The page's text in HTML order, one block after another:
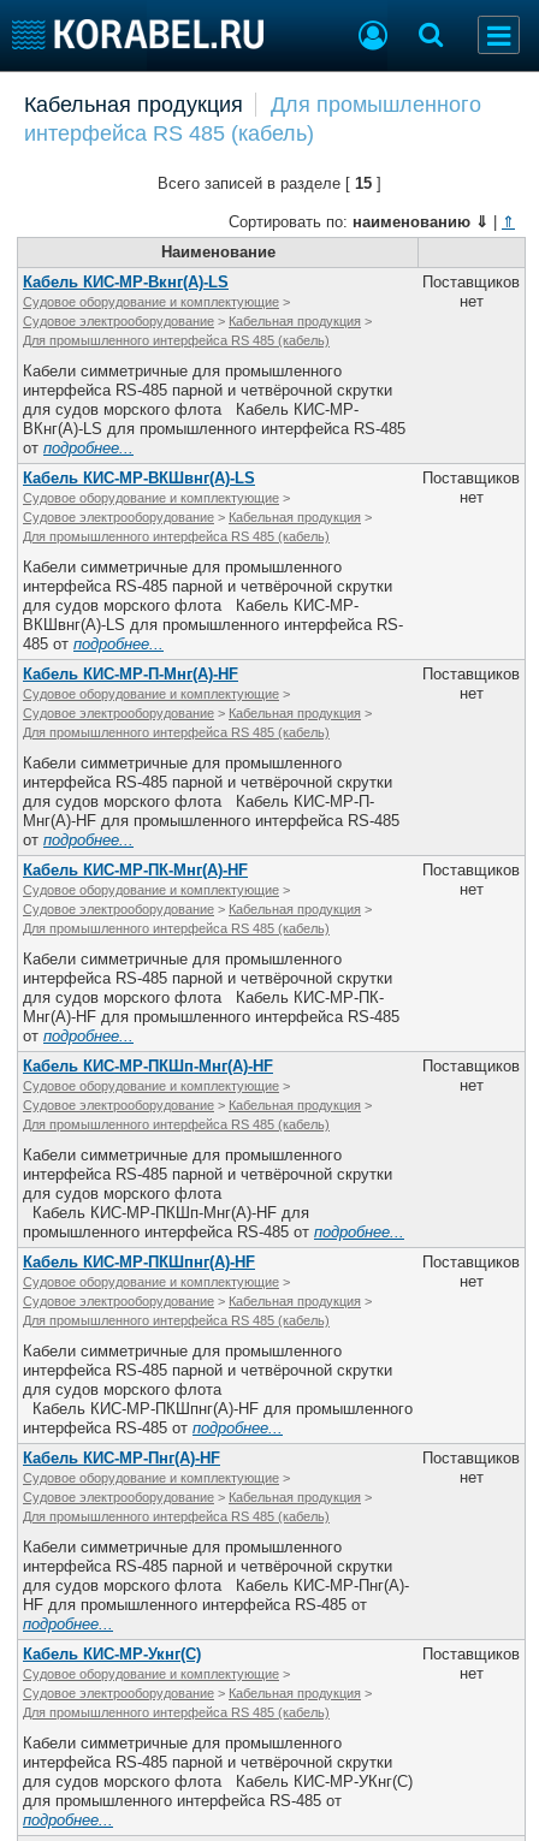
Судостроение
Работа
Крюинг
Журнал
Реклама
Торговая площадка
Продажа флота
Оборудование
Изделия
Материалы
Услуги
Конференции
Выставки и семинары
Личности
Словарь
Флот
Галерея флота
Отзывы
Кабельная продукция
Для промышленного
интерфейса RS 485 (кабель)
Всего записей в разделе [ 15 ]
Сортировать по: наименованию ⇓
⇑
Наименование
Кабель КИС-МР-Вкнг(А)-LS
Судовое оборудование и комплектующие >
Судовое электрооборудование > Кабельная продукция >
Для промышленного интерфейса RS 485 (кабель)
Кабели симметричные для промышленного
интерфейса RS-485 парной и четвёрочной скрутки
для судов морского флота Кабель КИС-МР-
ВКнг(А)-LS для промышленного интерфейса RS-485
от подробнее...
Поставщиков
нет
Кабель КИС-МР-ВКШвнг(А)-LS
Судовое оборудование и комплектующие >
Судовое электрооборудование > Кабельная продукция >
Для промышленного интерфейса RS 485 (кабель)
Кабели симметричные для промышленного
интерфейса RS-485 парной и четвёрочной скрутки
для судов морского флота Кабель КИС-МР-
ВКШвнг(А)-LS для промышленного интерфейса RS-
485 от подробнее...
Поставщиков
нет
Кабель КИС-МР-П-Мнг(А)-HF
Судовое оборудование и комплектующие >
Судовое электрооборудование > Кабельная продукция >
Для промышленного интерфейса RS 485 (кабель)
Кабели симметричные для промышленного
интерфейса RS-485 парной и четвёрочной скрутки
для судов морского флота Кабель КИС-МР-П-
Мнг(А)-HF для промышленного интерфейса RS-485
от подробнее...
Поставщиков
нет
Кабель КИС-МР-ПК-Мнг(А)-HF
Судовое оборудование и комплектующие >
Судовое электрооборудование > Кабельная продукция >
Для промышленного интерфейса RS 485 (кабель)
Кабели симметричные для промышленного
интерфейса RS-485 парной и четвёрочной скрутки
для судов морского флота Кабель КИС-МР-ПК-
Мнг(А)-HF для промышленного интерфейса RS-485
от подробнее...
Поставщиков
нет
Кабель КИС-МР-ПКШп-Мнг(А)-HF
Судовое оборудование и комплектующие >
Судовое электрооборудование > Кабельная продукция >
Для промышленного интерфейса RS 485 (кабель)
Кабели симметричные для промышленного
интерфейса RS-485 парной и четвёрочной скрутки
для судов морского флота
Кабель КИС-МР-ПКШп-Мнг(А)-HF для
промышленного интерфейса RS-485 от подробнее...
Поставщиков
нет
Кабель КИС-МР-ПКШпнг(А)-HF
Судовое оборудование и комплектующие >
Судовое электрооборудование > Кабельная продукция >
Для промышленного интерфейса RS 485 (кабель)
Кабели симметричные для промышленного
интерфейса RS-485 парной и четвёрочной скрутки
для судов морского флота
Кабель КИС-МР-ПКШпнг(А)-HF для промышленного
интерфейса RS-485 от подробнее...
Поставщиков
нет
Кабель КИС-МР-Пнг(А)-HF
Судовое оборудование и комплектующие >
Судовое электрооборудование > Кабельная продукция >
Для промышленного интерфейса RS 485 (кабель)
Кабели симметричные для промышленного
интерфейса RS-485 парной и четвёрочной скрутки
для судов морского флота Кабель КИС-МР-Пнг(А)-
HF для промышленного интерфейса RS-485 от
подробнее...
Поставщиков
нет
Кабель КИС-МР-Укнг(С)
Судовое оборудование и комплектующие >
Судовое электрооборудование > Кабельная продукция >
Для промышленного интерфейса RS 485 (кабель)
Кабели симметричные для промышленного
интерфейса RS-485 парной и четвёрочной скрутки
для судов морского флота Кабель КИС-МР-УКнг(С)
для промышленного интерфейса RS-485 от
подробнее...
Поставщиков
нет